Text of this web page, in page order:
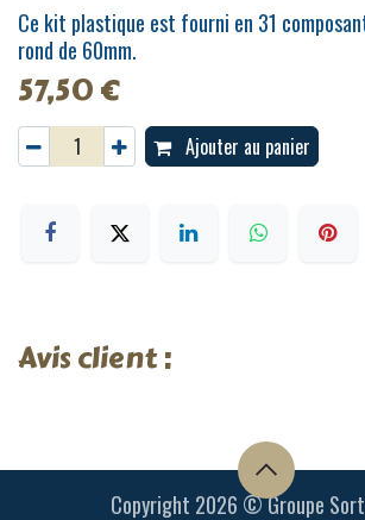
Ce kit plastique est fourni en 31
rond de 60mm.
57,50€
Ajouter au panier
Avis client :
Copyright 2026 © Groupe